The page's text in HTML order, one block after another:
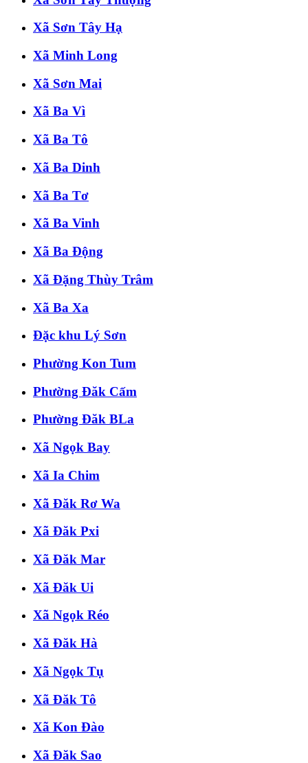
Xã Sơn Tây Hạ
Xã Minh Long
Xã Sơn Mai
Xã Ba Vì
Xã Ba Tô
Xã Ba Dinh
Xã Ba Tơ
Xã Ba Vinh
Xã Ba Động
Xã Đặng Thùy Trâm
Xã Ba Xa
Đặc khu Lý Sơn
Phường Kon Tum
Phường Đăk Cấm
Phường Đăk BLa
Xã Ngọk Bay
Xã Ia Chim
Xã Đăk Rơ Wa
Xã Đăk Pxi
Xã Đăk Mar
Xã Đăk Ui
Xã Ngọk Réo
Xã Đăk Hà
Xã Ngọk Tụ
Xã Đăk Tô
Xã Kon Đào
Xã Đăk Sao